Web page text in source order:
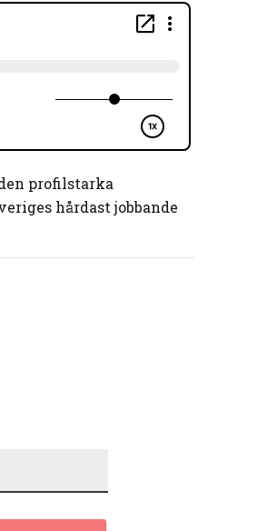
profilstarka
hårdast jobbande